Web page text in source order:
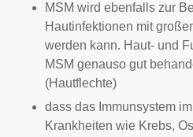
MSM wird ebenfalls zur
Hautinfektionen mit
werden kann. Haut- und
MSM genauso gut
(Hautflechte)
dass das Immunsystem
Krankheiten wie Krebs,